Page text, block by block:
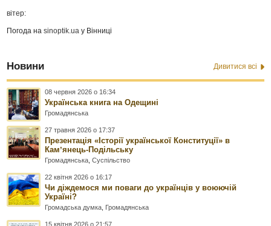
вітер:
Погода наsinoptik.ua у Вінниці
Новини Дивитися всі
08 червня 2026 о 16:34
Українська книга на Одещині
Громадянська
27 травня 2026 о 17:37
Презентація «Історії української Конституції» в
Камʼянець-Подільську
Громадянська ,Суспільство
22 квітня 2026 о 16:17
Чи діждемося ми поваги до українців у воюючій
Україні?
Громадська думка Громадянська
15 квітня 2026 о 21:57